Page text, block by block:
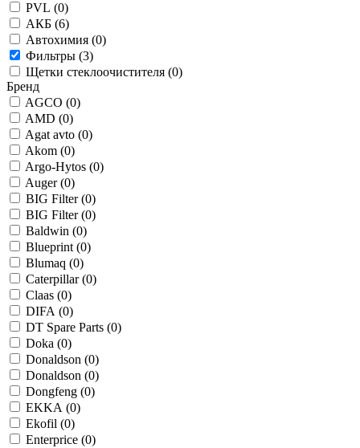
PVL (0)
АКБ (6)
Автохимия (0)
Фильтры (3)
Щетки стеклоочистителя (0)
Бренд
AGCO (0)
AMD (0)
Agat avto (0)
Akom (0)
Argo-Hytos (0)
Auger (0)
BIG Filter (0)
BIG Filter (0)
Baldwin (0)
Blueprint (0)
Blumaq (0)
Caterpillar (0)
Claas (0)
DIFA (0)
DT Spare Parts (0)
Doka (0)
Donaldson (0)
Donaldson (0)
Dongfeng (0)
EKKA (0)
Ekofil (0)
Enterprice (0)